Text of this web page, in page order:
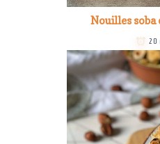
Nouilles
20